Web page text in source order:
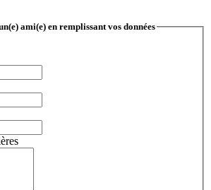
ami(e) en remplissant vos données